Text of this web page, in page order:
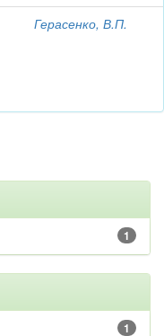
Герасенко, В.П.
1
1